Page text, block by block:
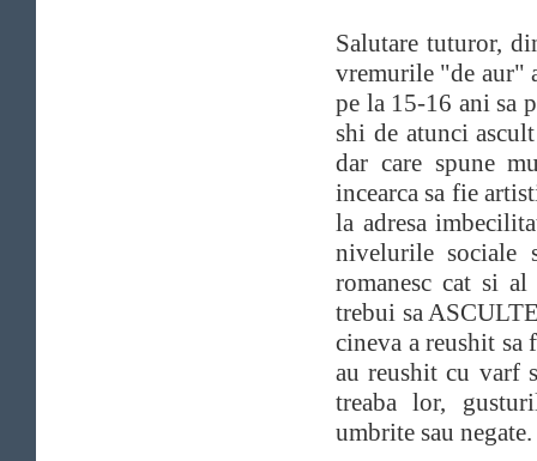
Salutare tuturor,
vremurile "de aur"
pe la 15-16 ani sa
shi de atunci
dar care spune
incearca sa fie
la adresa
nivelurile sociale
romanesc cat si
trebui sa
cineva a reushit sa
au reushit cu varf
treaba lor,
umbrite sau negate.